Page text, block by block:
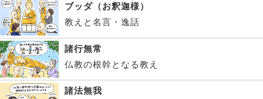
ブッダ（お釈迦様）
教えと名言・逸話
諸行無常
仏教の根幹となる教え
諸法無我